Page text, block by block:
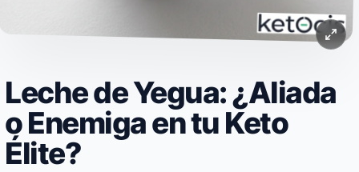
Leche de Yegua: ¿Aliada
o Enemiga en tu Keto
Élite?